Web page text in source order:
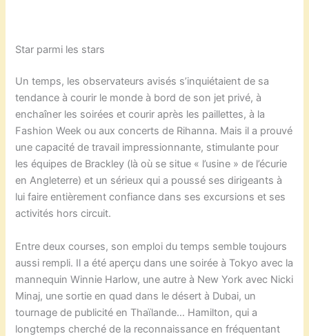
Star parmi les stars
Un temps, les observateurs avisés s’inquiétaient de sa
tendance à courir le monde à bord de son jet privé, à
enchaîner les soirées et courir après les paillettes, à la
Fashion Week ou aux concerts de Rihanna. Mais il a prouvé
une capacité de travail impressionnante, stimulante pour
les équipes de Brackley (là où se situe « l’usine » de l’écurie
en Angleterre) et un sérieux qui a poussé ses dirigeants à
lui faire entièrement confiance dans ses excursions et ses
activités hors circuit.
Entre deux courses, son emploi du temps semble toujours
aussi rempli. Il a été aperçu dans une soirée à Tokyo avec la
mannequin Winnie Harlow, une autre à New York avec Nicki
Minaj, une sortie en quad dans le désert à Dubai, un
tournage de publicité en Thaïlande… Hamilton, qui a
longtemps cherché de la reconnaissance en fréquentant